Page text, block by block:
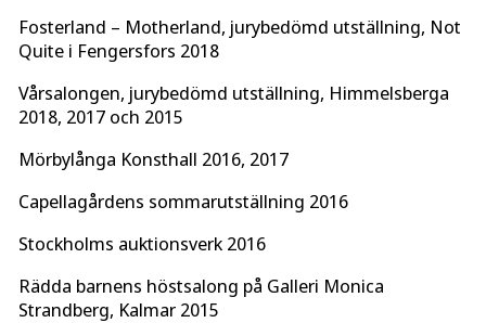
Fosterland – Motherland, jurybedömd utställning, Not
Quite i Fengersfors 2018
Vårsalongen, jurybedömd utställning, Himmelsberga
2018, 2017 och 2015
Mörbylånga Konsthall 2016, 2017
Capellagårdens sommarutställning 2016
Stockholms auktionsverk 2016
Rädda barnens höstsalong på Galleri Monica
Strandberg, Kalmar 2015